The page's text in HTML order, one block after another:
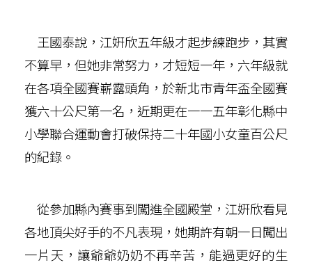
王國泰說，江姸欣五年級才起步練跑步，其實
不算早，但她非常努力，才短短一年，六年級就
在各項全國賽嶄露頭角，於新北市青年盃全國賽
獲六十公尺第一名，近期更在一一五年彰化縣中
小學聯合運動會打破保持二十年國小女童百公尺
的紀錄。
從參加縣內賽事到闖進全國殿堂，江姸欣看見
各地頂尖好手的不凡表現，她期許有朝一日闖出
一片天，讓爺爺奶奶不再辛苦，能過更好的生